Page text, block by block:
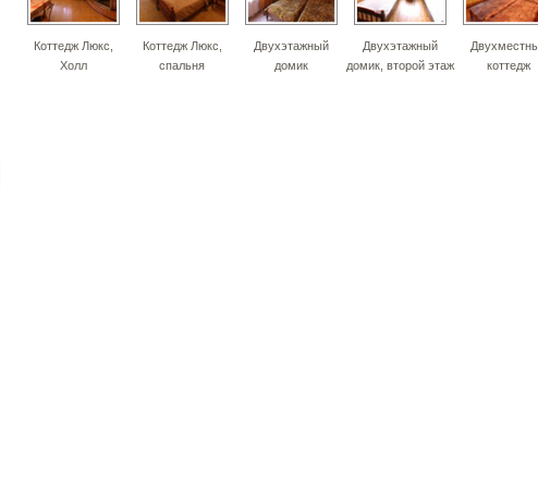
Коттедж Люкс,
Холл
Коттедж Люкс,
спальня
Двухэтажный
домик
Двухэтажный
домик, второй этаж
коттедж